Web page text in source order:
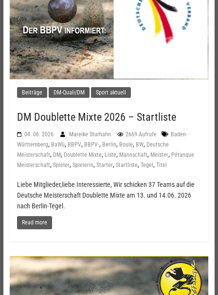
Beiträge DM-Quali/DM Sport aktuell
DM Doublette Mixte 2026 – Startliste
04. 06. 2026 Mareike Sturhahn 2669 Aufrufe
Baden-
Württemberg, BaWü, BBPV, BBPV-, Berlin, Boule, BW, Deutsche
Meisterschaft, DM, Doublette Mixte, Liste, Mannschaft, Meister, Pétanque
Meisterschaft, Spieler, Spielerin, Starter, Startliste, Tegel, Titel
Liebe Mitglieder,liebe Interessierte, Wir schicken 37 Teams auf die
Deutsche Meisterschaft Doublette Mixte am 13. und 14.06. 2026
nach Berlin-Tegel.
Read more